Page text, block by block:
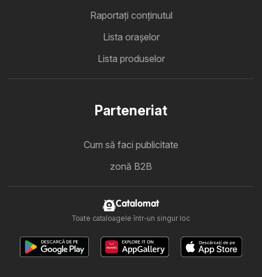
Raportați conținutul
Lista oraşelor
Lista produselor
Parteneriat
Cum să faci publicitate
zonă B2B
Catalomat
Toate cataloagele într-un singur loc